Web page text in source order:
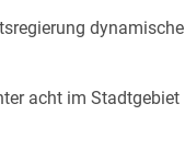
dynamische
acht im Stadtgebiet